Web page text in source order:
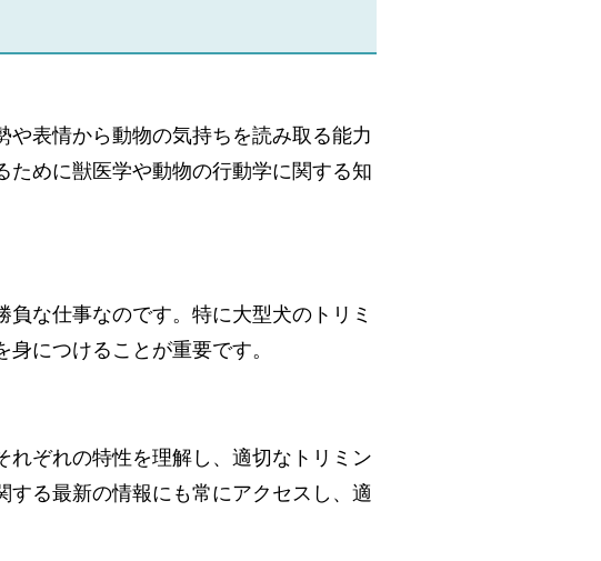
表情から動物の気持ちを読み取る能力
めに獣医学や動物の行動学に関する知
な仕事なのです。特に大型犬のトリミ
につけることが重要です。
ぞれの特性を理解し、適切なトリミン
る最新の情報にも常にアクセスし、適